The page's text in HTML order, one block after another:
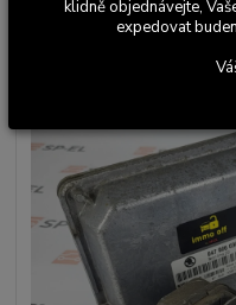
klidně objednávejte,
expedovat